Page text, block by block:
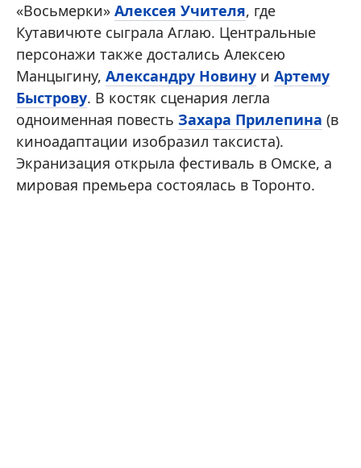
«Восьмерки» Алексея Учителя, где
Кутавичюте сыграла Аглаю. Центральные
персонажи также достались Алексею
Манцыгину, Александру Новину и Артему
Быстрову. В костяк сценария легла
одноименная повесть Захара Прилепина (в
киноадаптации изобразил таксиста).
Экранизация открыла фестиваль в Омске, а
мировая премьера состоялась в Торонто.